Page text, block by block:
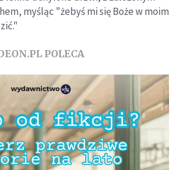
myśląc "żebyś mi się Boże w moim
POLECA